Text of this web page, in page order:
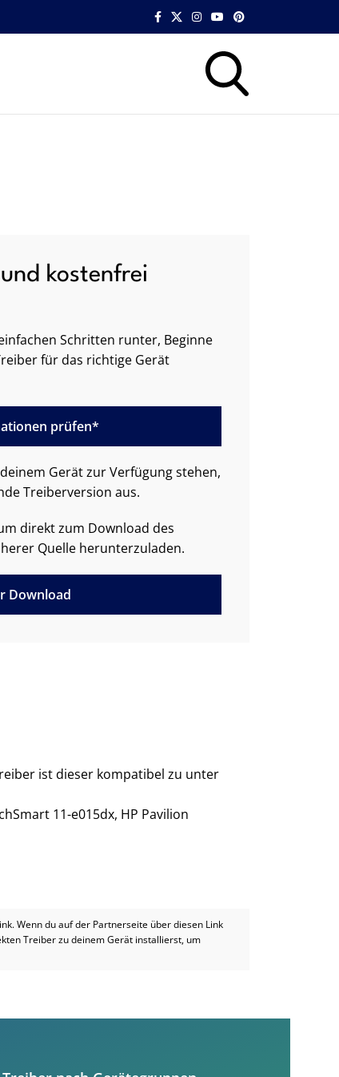
kostenfrei
Schritten runter, Beginne
für das richtige Gerät
prüfen*
Gerät zur Verfügung stehen,
Treiberversion aus.
direkt zum Download des
Quelle herunterzuladen.
Download
ist dieser kompatibel zu unter
11-e015dx, HP Pavilion
Wenn du auf der Partnerseite über diesen Link
Treiber zu deinem Gerät installierst, um